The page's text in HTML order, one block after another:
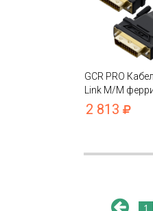
GCR PRO
Link M/M
оплетке нейлон
2 813
1